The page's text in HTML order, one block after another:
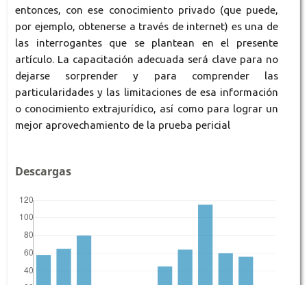
entonces, con ese conocimiento privado (que puede,
por ejemplo, obtenerse a través de internet) es una de
las interrogantes que se plantean en el presente
artículo. La capacitación adecuada será clave para no
dejarse sorprender y para comprender las
particularidades y las limitaciones de esa información
o conocimiento extrajurídico, así como para lograr un
mejor aprovechamiento de la prueba pericial
Descargas